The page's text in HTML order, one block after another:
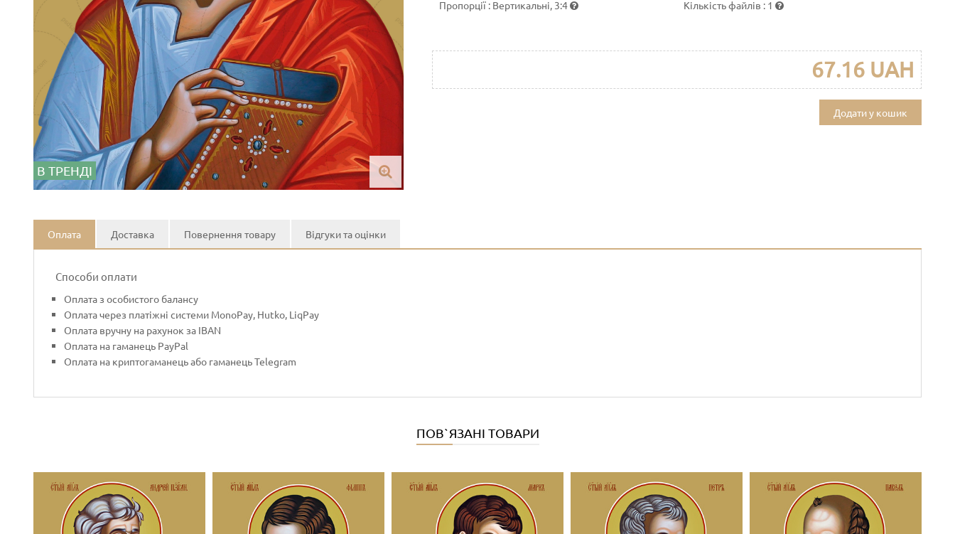
В ТРЕНДІ
Пропорції : Вертикальні, 3:4 Кількість файлів : 1
67.16 UAH
Додати у кошик
Оплата Доставка Повернення товару Відгуки та оцінки
Способи оплати
Оплата з особистого балансу
Оплата через платіжні системи MonoPay, Hutko, LiqPay
Оплата вручну на рахунок за IBAN
Оплата на гаманець PayPal
Оплата на криптогаманець або гаманець Telegram
ПОВ`ЯЗАНІ ТОВАРИ